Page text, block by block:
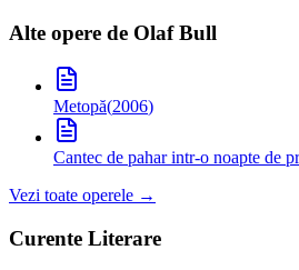
Alte opere de Olaf Bull
Metopă(2006)
Cantec de pahar intr-o noapte de
Vezi toate operele →
Curente Literare